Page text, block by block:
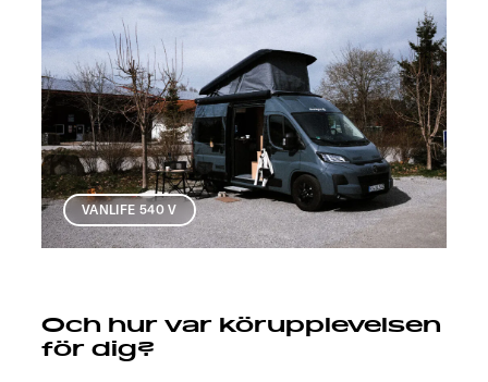
VANLIFE 540 V
Och hur var körupplevelsen
för dig?